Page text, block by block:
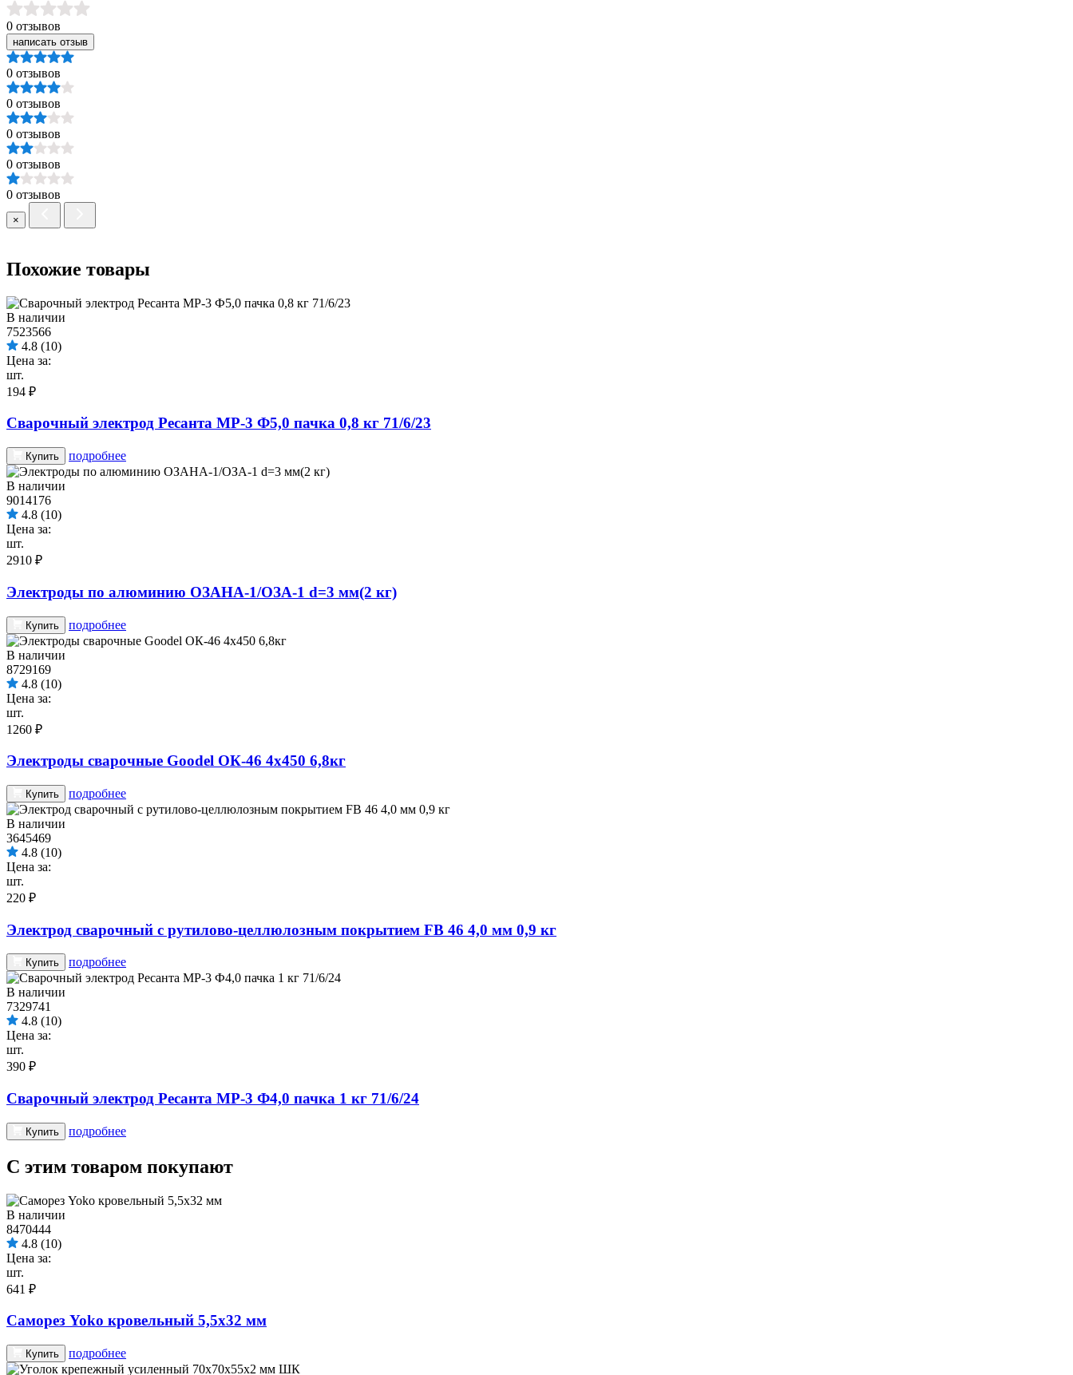
0 отзывов
написать отзыв
0 отзывов
0 отзывов
0 отзывов
0 отзывов
0 отзывов
×
Похожие товары
В наличии
7523566
4.8 (10)
Цена за:
шт.
194 ₽
Сварочный электрод Ресанта МР-3 Ф5,0 пачка 0,8 кг 71/6/23
Купить подробнее
В наличии
9014176
4.8 (10)
Цена за:
шт.
2910 ₽
Электроды по алюминию ОЗАНА-1/ОЗА-1 d=3 мм(2 кг)
Купить подробнее
В наличии
8729169
4.8 (10)
Цена за:
шт.
1260 ₽
Электроды сварочные Goodel ОК-46 4х450 6,8кг
Купить подробнее
В наличии
3645469
4.8 (10)
Цена за:
шт.
220 ₽
Электрод сварочный с рутилово-целлюлозным покрытием FB 46 4,0 мм 0,9 кг
Купить подробнее
В наличии
7329741
4.8 (10)
Цена за:
шт.
390 ₽
Сварочный электрод Ресанта МР-3 Ф4,0 пачка 1 кг 71/6/24
Купить подробнее
С этим товаром покупают
В наличии
8470444
4.8 (10)
Цена за:
шт.
641 ₽
Саморез Yoko кровельный 5,5х32 мм
Купить подробнее